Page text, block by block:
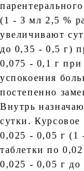
(1 - 3 мл 2,5 %
увеличивают
до 0,35 - 0,5 г)
0,075 - 0,1 г
успокоения
постепенно
Внутрь
сутки.
0,025 - 0,05 г (1
таблетки по
0,025 - 0,05 г до